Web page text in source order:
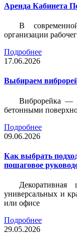
Аренда Кабинета
В
организации
Подробнее
17.06.2026
Выбираем
Виброрейка —
бетонными
Подробнее
09.06.2026
Как выбрать
пошаговое
универсальных и
или офисе
Подробнее
29.05.2026